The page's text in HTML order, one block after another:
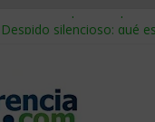
Stablecoins para
Trabajo forzoso en la
Mercado hispano de EE.